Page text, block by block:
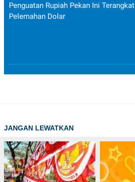
Penguatan Rupiah Pekan Ini Terangkat
Pelemahan Dolar
JANGAN LEWATKAN